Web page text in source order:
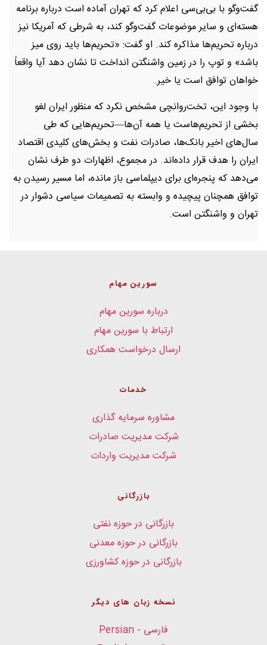
گفت‌وگو با بی‌بی‌سی اعلام کرد که تهران آماده است درباره برنامه
هسته‌ای و سایر موضوعات گفت‌وگو کند، به شرطی که آمریکا نیز
درباره تحریم‌ها مذاکره کند. او گفت: «تحریم‌ها باید روی میز
باشد» و توپ را در زمین واشنگتن انداخت تا نشان دهد آیا واقعاً
خواهان توافق است یا خیر.
با وجود این، تخت‌روانچی مشخص نکرد که منظور ایران لغو
بخشی از تحریم‌هاست یا همه آن‌ها—تحریم‌هایی که طی
سال‌های اخیر بانک‌ها، صادرات نفت و بخش‌های کلیدی اقتصاد
ایران را هدف قرار داده‌اند. در مجموع، اظهارات دو طرف نشان
می‌دهد که پنجره‌ای برای دیپلماسی باز مانده، اما مسیر رسیدن به
توافق همچنان پیچیده و وابسته به تصمیمات سیاسی دشوار در
تهران و واشنگتن است.
سورین مهام
درباره سورین مهام
ارتباط با سورین مهام
ارسال درخواست همکاری
خدمات
مشاوره سرمایه گذاری
شرکت مدیریت صادرات
شرکت مدیریت واردات
بازرگانی
بازرگانی در حوزه نفتی
بازرگانی در حوزه معدنی
بازرگانی در حوزه کشاورزی
نسخه زبان های دیگر
فارسی - Persian